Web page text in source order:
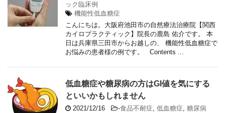
ック臨床例
機能性低血糖症
こんにちは。大阪府池田市の自然療法治療院【関西
カイロプラクティック】院長の鹿島 佑介です。 本
日は兵庫県三田市からお越しの、 機能性低血糖症で
お悩みの患者様の例です。 Contents ...
低血糖症や糖尿病の方はGI値を気にする
といいかもしれません
2021/12/16 -食品不耐症, 低血糖症, 糖尿病